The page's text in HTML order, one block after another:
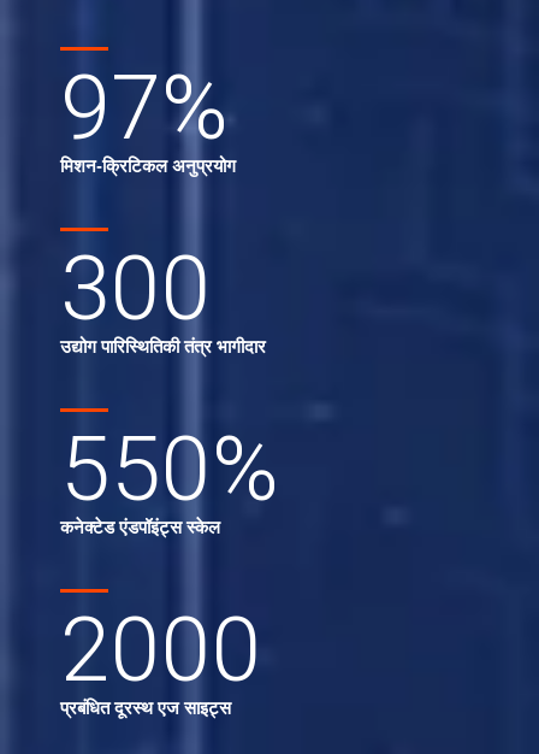
97%
मिशन-क्रिटिकल अनुप्रयोग
300
उद्योग पारिस्थितिकी तंत्र भागीदार
550%
कनेक्टेड एंडपॉइंट्स स्केल
2000
प्रबंधित दूरस्थ एज साइट्स